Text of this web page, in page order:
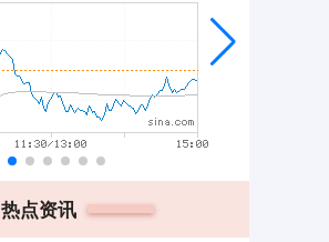
热点资讯